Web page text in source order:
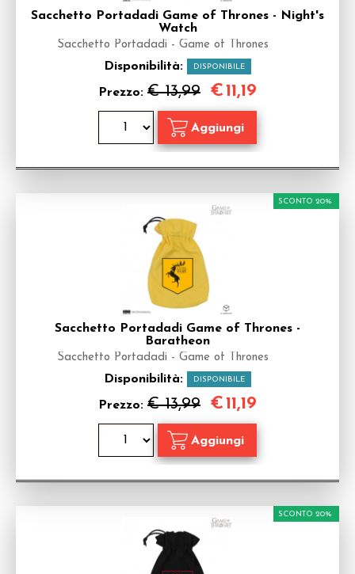
Sacchetto Portadadi Game of Thrones - Night's
Watch
Sacchetto Portadadi - Game of Thrones
Disponibilità: DISPONIBILE
Prezzo: € 13,99 €11,19
Sacchetto Portadadi Game of Thrones -
Baratheon
Sacchetto Portadadi - Game of Thrones
Disponibilità: DISPONIBILE
Prezzo: € 13,99
SCONTO 20%
€11,19
SCONTO 20%